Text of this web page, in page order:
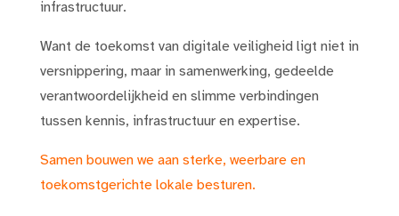
infrastructuur.
Want de toekomst van digitale veiligheid ligt niet in
versnippering, maar in samenwerking, gedeelde
verantwoordelijkheid en slimme verbindingen
tussen kennis, infrastructuur en expertise.
Samen bouwen we aan sterke, weerbare en
toekomstgerichte lokale besturen.